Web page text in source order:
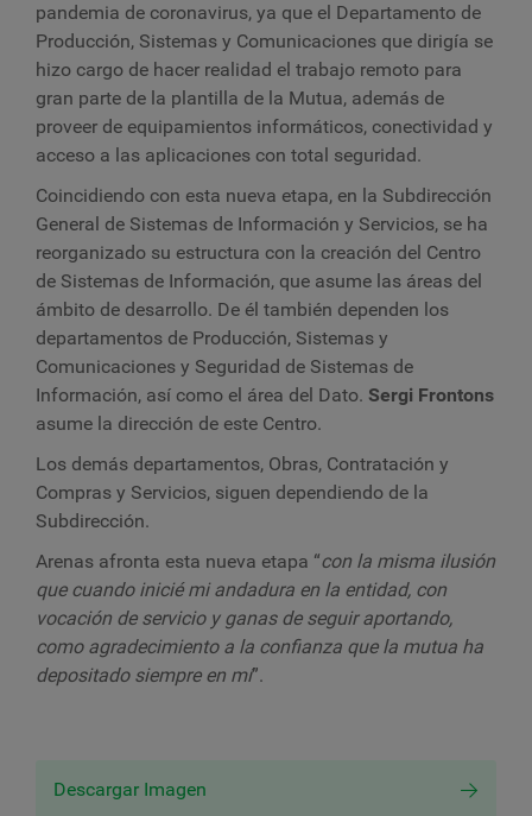
pandemia de coronavirus, ya que el Departamento de
Producción, Sistemas y Comunicaciones que dirigía se
hizo cargo de hacer realidad el trabajo remoto para
gran parte de la plantilla de la Mutua, además de
proveer de equipamientos informáticos, conectividad y
acceso a las aplicaciones con total seguridad.
Coincidiendo con esta nueva etapa, en la Subdirección
General de Sistemas de Información y Servicios, se ha
reorganizado su estructura con la creación del Centro
de Sistemas de Información, que asume las áreas del
ámbito de desarrollo. De él también dependen los
departamentos de Producción, Sistemas y
Comunicaciones y Seguridad de Sistemas de
Información, así como el área del Dato. Sergi Frontons
asume la dirección de este Centro.
Los demás departamentos, Obras, Contratación y
Compras y Servicios, siguen dependiendo de la
Subdirección.
Arenas afronta esta nueva etapa “con la misma ilusión
que cuando inicié mi andadura en la entidad, con
vocación de servicio y ganas de seguir aportando,
como agradecimiento a la confianza que la mutua ha
depositado siempre en mí”.
Descargar Imagen